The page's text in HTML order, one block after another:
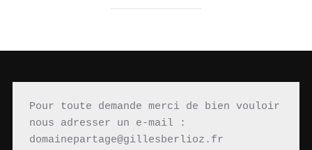
Pour toute demande merci de bien vouloir
nous adresser un e-mail :
domainepartage@gillesberlioz.fr